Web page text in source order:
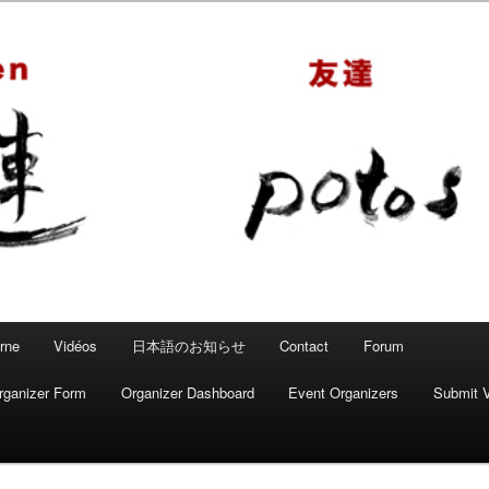
Mahjong convivial
Vidéos 日本語のお知らせ Contact Forum
Form Organizer Dashboard Event Organizers Submit